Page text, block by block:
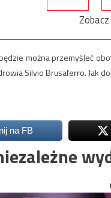
można przemyśleć
Silvio Brusaferro. Jak
na FB